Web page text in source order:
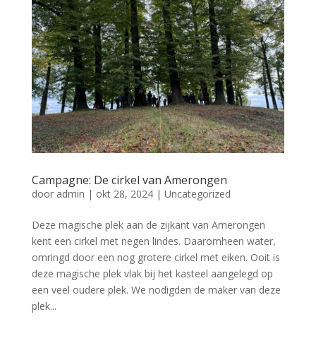
Campagne: De cirkel van Amerongen
door admin | okt 28, 2024| Uncategorized
Deze magische plek aan de zijkant van Amerongen
kent een cirkel met negen lindes. Daaromheen water,
omringd door een nog grotere cirkel met eiken. Ooit is
deze magische plek vlak bij het kasteel aangelegd op
een veel oudere plek. We nodigden de maker van deze
plek...